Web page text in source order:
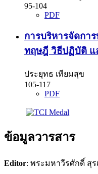
95-104
PDF
การบริหารจัดกา
ทฤษฎี วิธีปฏิบัติ แ
ประยุทธ เทียมสุข
105-117
PDF
ข้อมูลวารสาร
Editor: พระมหาวีรศักดิ์ สุร